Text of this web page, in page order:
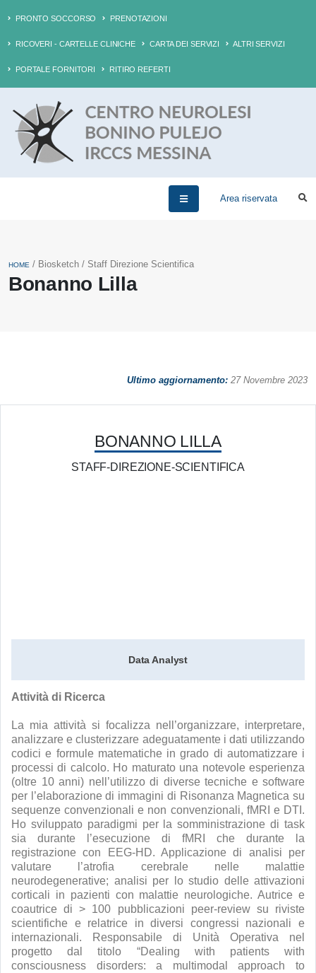
PRONTO SOCCORSO PRENOTAZIONI
RICOVERI - CARTELLE CLINICHE CARTA DEI SERVIZI ALTRI SERVIZI
PORTALE FORNITORI RITIRO REFERTI
Area riservata
Bonanno Lilla
HOME / Biosketch / Staff Direzione Scientifica
Ultimo aggiornamento: 27 Novembre 2023
BONANNO LILLA
STAFF-DIREZIONE-SCIENTIFICA
Data Analyst
Attività di Ricerca
La mia attività si focalizza nell’organizzare, interpretare,
analizzare e clusterizzare adeguatamente i dati utilizzando
codici e formule matematiche in grado di automatizzare i
processi di calcolo. Ho maturato una notevole esperienza
(oltre 10 anni) nell’utilizzo di diverse tecniche e software
per l’elaborazione di immagini di Risonanza Magnetica su
sequenze convenzionali e non convenzionali, fMRI e DTI.
Ho sviluppato paradigmi per la somministrazione di task
sia durante l’esecuzione di fMRI che durante la
registrazione con EEG-HD. Applicazione di analisi per
valutare l’atrofia cerebrale nelle malattie
neurodegenerative; analisi per lo studio delle attivazioni
corticali in pazienti con malattie neurologiche. Autrice e
coautrice di > 100 pubblicazioni peer-review su riviste
scientifiche e relatrice in diversi congressi nazionali e
internazionali. Responsabile di Unità Operativa nel
progetto dal titolo “Dealing with patients with
consciousness disorders: a multimodal approach to